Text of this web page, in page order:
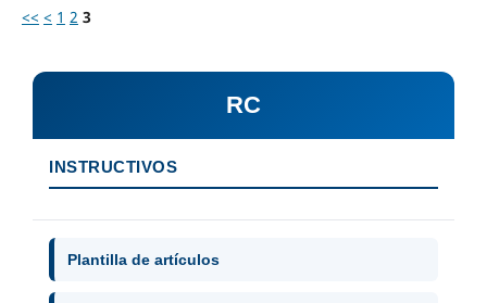
<< < 1 2 3
RC
INSTRUCTIVOS
Plantilla de artículos